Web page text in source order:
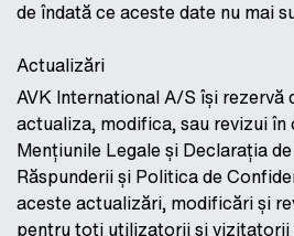
de îndată ce aceste date nu mai
Actualizări
AVK International A/S își rezervă
actualiza, modifica, sau revizui
Mențiunile Legale și Declarația
Răspunderii și Politica de
aceste actualizări, modificări și
pentru toți utilizatorii și vizitatorii